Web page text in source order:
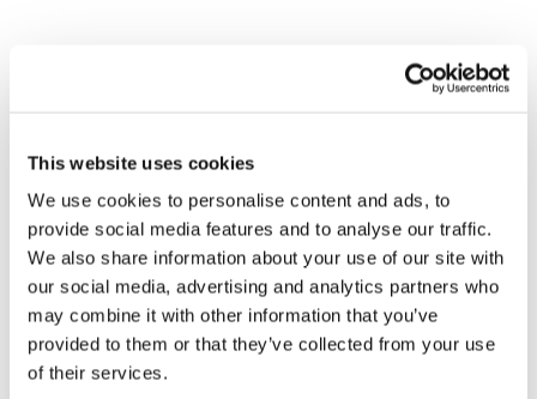
This website uses cookies
We use cookies to personalise content and ads, to
provide social media features and to analyse our traffic.
We also share information about your use of our site with
our social media, advertising and analytics partners who
may combine it with other information that you’ve
provided to them or that they’ve collected from your use
of their services.